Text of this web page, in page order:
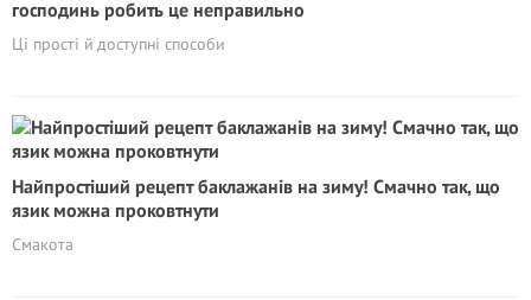
господинь робить це неправильно
Ці прості й доступні способи
Найпростіший рецепт баклажанів на зиму! Смачно так, що
язик можна проковтнути
Смакота